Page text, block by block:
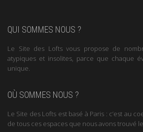
QUI SOMMES NOUS ?
Le Site des Lofts vous propose de
atypiques et insolites, parce que chaque
unique.
OÙ SOMMES NOUS ?
Le Site des Lofts est basé à Paris : c’est au
de tous ces espaces que nous avons trouvé